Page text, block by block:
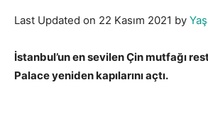
Last Updated on 22 Kasım 2021 by
İstanbul’un en sevilen Çin mutfağı
Palace yeniden kapılarını açtı.